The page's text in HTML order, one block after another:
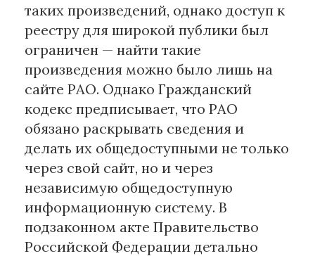
таких произведений, однако доступ к
реестру для широкой публики был
ограничен — найти такие
произведения можно было лишь на
сайте РАО. Однако Гражданский
кодекс предписывает, что РАО
обязано раскрывать сведения и
делать их общедоступными не только
через свой сайт, но и через
независимую общедоступную
информационную систему. В
подзаконном акте Правительство
Российской Федерации детально